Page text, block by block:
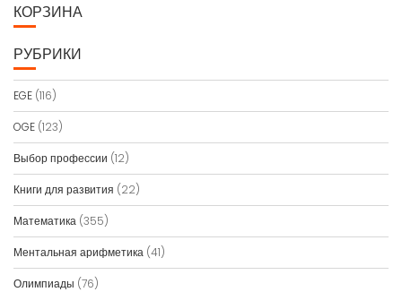
КОРЗИНА
РУБРИКИ
EGE (116)
OGE (123)
Выбор профессии (12)
Книги для развития (22)
Математика (355)
Ментальная арифметика (41)
Олимпиады (76)